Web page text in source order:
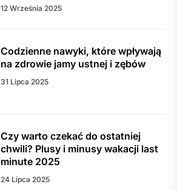
12 Września 2025
Codzienne nawyki, które wpływają
na zdrowie jamy ustnej i zębów
31 Lipca 2025
Czy warto czekać do ostatniej
chwili? Plusy i minusy wakacji last
minute 2025
24 Lipca 2025